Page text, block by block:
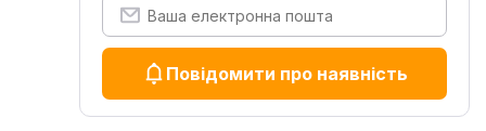
Повідомити про наявність